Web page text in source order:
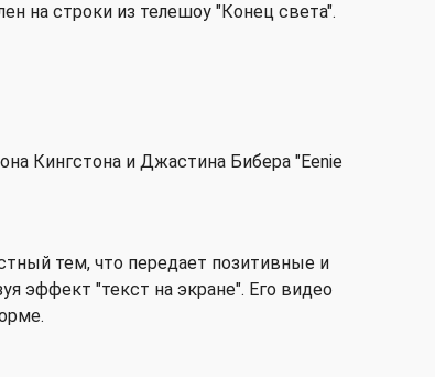
на строки из телешоу "Конец света".
Кингстона и Джастина Бибера "Eenie
тем, что передает позитивные и
эффект "текст на экране". Его видео